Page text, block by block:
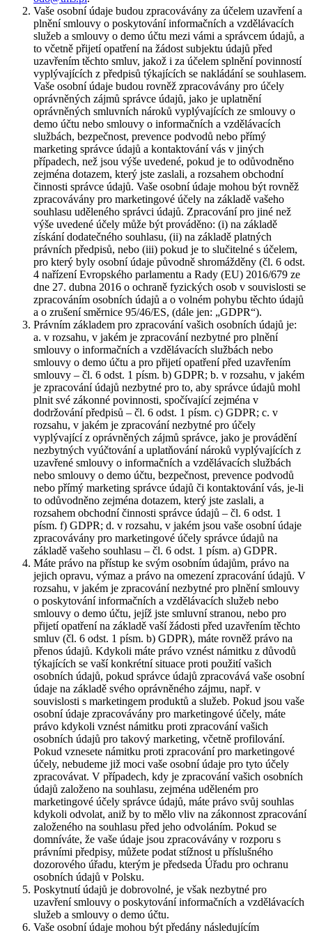
Vaše osobní údaje budou zpracovávány za účelem uzavření a
plnění smlouvy o poskytování informačních a vzdělávacích
služeb a smlouvy o demo účtu mezi vámi a správcem údajů, a
to včetně přijetí opatření na žádost subjektu údajů před
uzavřením těchto smluv, jakož i za účelem splnění povinností
vyplývajících z předpisů týkajících se nakládání se souhlasem.
Vaše osobní údaje budou rovněž zpracovávány pro účely
oprávněných zájmů správce údajů, jako je uplatnění
oprávněných smluvních nároků vyplývajících ze smlouvy o
demo účtu nebo smlouvy o informačních a vzdělávacích
službách, bezpečnost, prevence podvodů nebo přímý
marketing správce údajů a kontaktování vás v jiných
případech, než jsou výše uvedené, pokud je to odůvodněno
zejména dotazem, který jste zaslali, a rozsahem obchodní
činnosti správce údajů. Vaše osobní údaje mohou být rovněž
zpracovávány pro marketingové účely na základě vašeho
souhlasu uděleného správci údajů. Zpracování pro jiné než
výše uvedené účely může být prováděno: (i) na základě
získání dodatečného souhlasu, (ii) na základě platných
právních předpisů, nebo (iii) pokud je to slučitelné s účelem,
pro který byly osobní údaje původně shromážděny (čl. 6 odst.
4 nařízení Evropského parlamentu a Rady (EU) 2016/679 ze
dne 27. dubna 2016 o ochraně fyzických osob v souvislosti se
zpracováním osobních údajů a o volném pohybu těchto údajů
a o zrušení směrnice 95/46/ES, (dále jen: „GDPR“).
Právním základem pro zpracování vašich osobních údajů je:
a. v rozsahu, v jakém je zpracování nezbytné pro plnění
smlouvy o informačních a vzdělávacích službách nebo
smlouvy o demo účtu a pro přijetí opatření před uzavřením
smlouvy – čl. 6 odst. 1 písm. b) GDPR; b. v rozsahu, v jakém
je zpracování údajů nezbytné pro to, aby správce údajů mohl
plnit své zákonné povinnosti, spočívající zejména v
dodržování předpisů – čl. 6 odst. 1 písm. c) GDPR; c. v
rozsahu, v jakém je zpracování nezbytné pro účely
vyplývající z oprávněných zájmů správce, jako je provádění
nezbytných vyúčtování a uplatňování nároků vyplývajících z
uzavřené smlouvy o informačních a vzdělávacích službách
nebo smlouvy o demo účtu, bezpečnost, prevence podvodů
nebo přímý marketing správce údajů či kontaktování vás, je-li
to odůvodněno zejména dotazem, který jste zaslali, a
rozsahem obchodní činnosti správce údajů – čl. 6 odst. 1
písm. f) GDPR; d. v rozsahu, v jakém jsou vaše osobní údaje
zpracovávány pro marketingové účely správce údajů na
základě vašeho souhlasu – čl. 6 odst. 1 písm. a) GDPR.
Máte právo na přístup ke svým osobním údajům, právo na
jejich opravu, výmaz a právo na omezení zpracování údajů. V
rozsahu, v jakém je zpracování nezbytné pro plnění smlouvy
o poskytování informačních a vzdělávacích služeb nebo
smlouvy o demo účtu, jejíž jste smluvní stranou, nebo pro
přijetí opatření na základě vaší žádosti před uzavřením těchto
smluv (čl. 6 odst. 1 písm. b) GDPR), máte rovněž právo na
přenos údajů. Kdykoli máte právo vznést námitku z důvodů
týkajících se vaší konkrétní situace proti použití vašich
osobních údajů, pokud správce údajů zpracovává vaše osobní
údaje na základě svého oprávněného zájmu, např. v
souvislosti s marketingem produktů a služeb. Pokud jsou vaše
osobní údaje zpracovávány pro marketingové účely, máte
právo kdykoli vznést námitku proti zpracování vašich
osobních údajů pro takový marketing, včetně profilování.
Pokud vznesete námitku proti zpracování pro marketingové
účely, nebudeme již moci vaše osobní údaje pro tyto účely
zpracovávat. V případech, kdy je zpracování vašich osobních
údajů založeno na souhlasu, zejména uděleném pro
marketingové účely správce údajů, máte právo svůj souhlas
kdykoli odvolat, aniž by to mělo vliv na zákonnost zpracování
založeného na souhlasu před jeho odvoláním. Pokud se
domníváte, že vaše údaje jsou zpracovávány v rozporu s
právními předpisy, můžete podat stížnost u příslušného
dozorového úřadu, kterým je předseda Úřadu pro ochranu
osobních údajů v Polsku.
Poskytnutí údajů je dobrovolné, je však nezbytné pro
uzavření smlouvy o poskytování informačních a vzdělávacích
služeb a smlouvy o demo účtu.
Vaše osobní údaje mohou být předány následujícím